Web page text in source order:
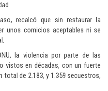
recalcó que sin restaurar la
unos comicios aceptables ni se
la violencia por parte de las
vistos en décadas, con un fuerte
de 2.183, y 1.359 secuestros,